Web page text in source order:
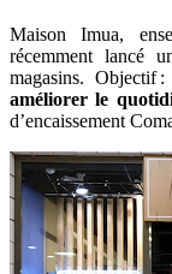
Maison Imua,
récemment lancé
magasins. Objectif
améliorer le
d’encaissement